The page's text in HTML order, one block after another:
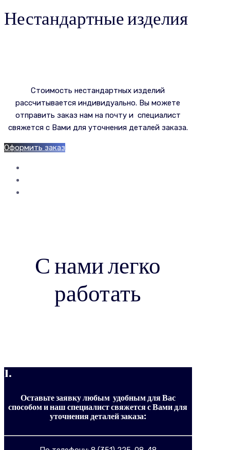
Нестандартные изделия
Стоимость нестандартных изделий
рассчитывается индивидуально. Вы можете
отправить заказ нам на почту и специалист
свяжется с Вами для уточнения деталей заказа.
Оформить заказ
С нами легко
работать
1.
Оставьте заявку любым удобным для Вас
способом и наш специалист свяжется с Вами для
уточнения деталей заказа: